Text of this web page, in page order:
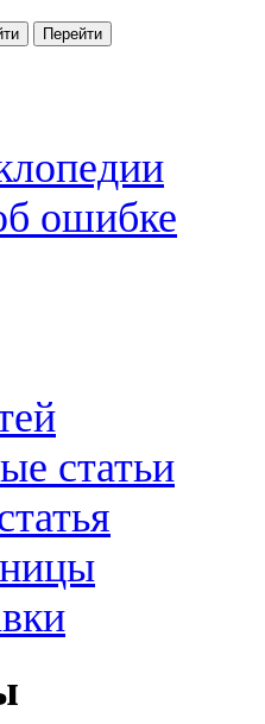
ошибке
статьи